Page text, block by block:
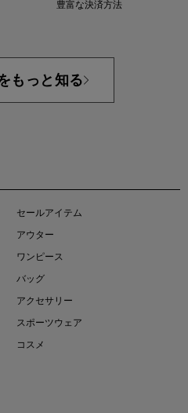
豊富な決済方法
もっと知る
セールアイテム
アウター
ワンピース
バッグ
アクセサリー
スポーツウェア
コスメ